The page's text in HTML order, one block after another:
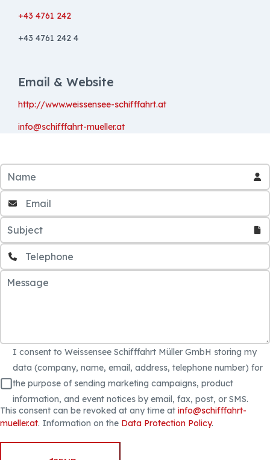
+43 4761 242
+43 4761 242 4
Email & Website
http://www.weissensee-schifffahrt.at
info@schifffahrt-mueller.at
I consent to Weissensee Schifffahrt Müller GmbH storing my
data (company, name, email, address, telephone number) for
the purpose of sending marketing campaigns, product
information, and event notices by email, fax, post, or SMS.
This consent can be revoked at any time at info@schifffahrt-
mueller.at. Information on the Data Protection Policy.